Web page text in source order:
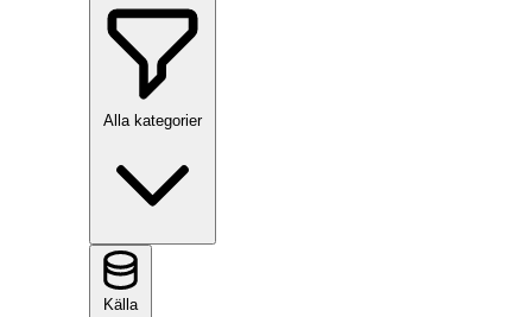
Alla kategorier
Källa